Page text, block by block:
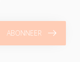
ABONNEER